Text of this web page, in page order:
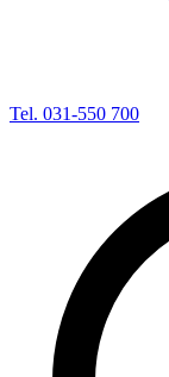
Tel. 031-550 700